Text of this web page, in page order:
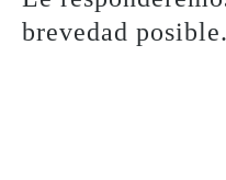
brevedad posible.